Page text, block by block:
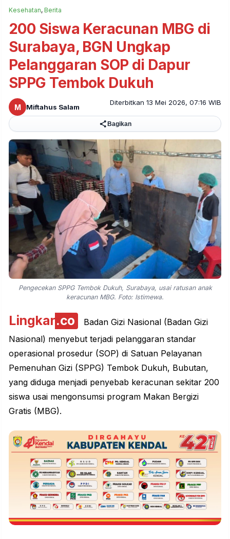
Kesehatan, Berita
200 Siswa Keracunan MBG di
Surabaya, BGN Ungkap
Pelanggaran SOP di Dapur
SPPG Tembok Dukuh
M Miftahus Salam
Diterbitkan 13 Mei 2026, 07:16 WIB
Bagikan
Pengecekan SPPG Tembok Dukuh, Surabaya, usai ratusan anak
keracunan MBG. Foto: Istimewa.
Lingkar.co
Badan Gizi Nasional (Badan Gizi
Nasional) menyebut terjadi pelanggaran standar
operasional prosedur (SOP) di Satuan Pelayanan
Pemenuhan Gizi (SPPG) Tembok Dukuh, Bubutan,
yang diduga menjadi penyebab keracunan sekitar 200
siswa usai mengonsumsi program Makan Bergizi
Gratis (MBG).